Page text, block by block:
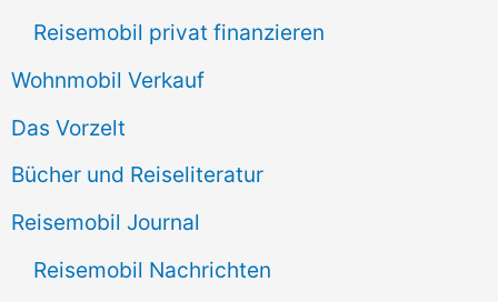
Reisemobil privat finanzieren
Wohnmobil Verkauf
Das Vorzelt
Bücher und Reiseliteratur
Reisemobil Journal
Reisemobil Nachrichten